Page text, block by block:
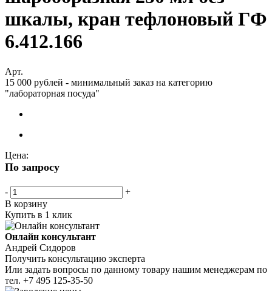
шкалы, кран тефлоновый ГФ
6.412.166
Арт.
15 000 рублей - минимальный заказ на категорию
"лабораторная посуда"
Цена:
По запросу
-
+
В корзину
Купить в 1 клик
Онлайн консультант
Андрей Сидоров
Получить консультацию эксперта
Или задать вопросы по данному товару нашим менеджерам по
тел. +7 495 125-35-50